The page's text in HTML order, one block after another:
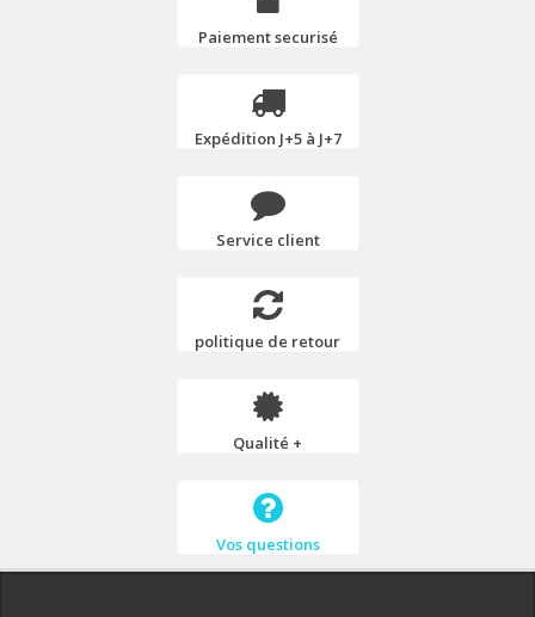
Paiement securisé
Expédition J+5 à J+7
Service client
politique de retour
Qualité +
Vos questions